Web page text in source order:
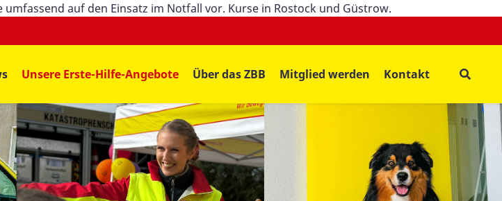
auf den Einsatz im Notfall vor. Kurse in Rostock und Güstrow.
Unsere Erste-Hilfe-Angebote Über das ZBB Mitglied werden Kontakt